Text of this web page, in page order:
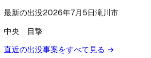
最新の出没2026年7月5日滝川市
中央 目撃
直近の出没事案をすべて見る →